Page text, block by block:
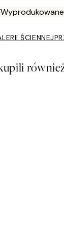
ŚCIENNEJ